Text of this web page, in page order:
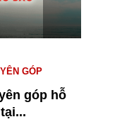
GÓP
góp hỗ